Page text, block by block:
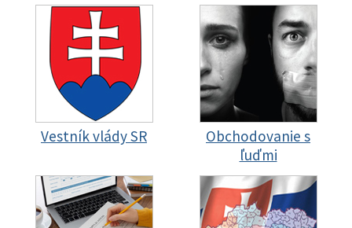
Vestník vlády SR
Obchodovanie s
ľuďmi